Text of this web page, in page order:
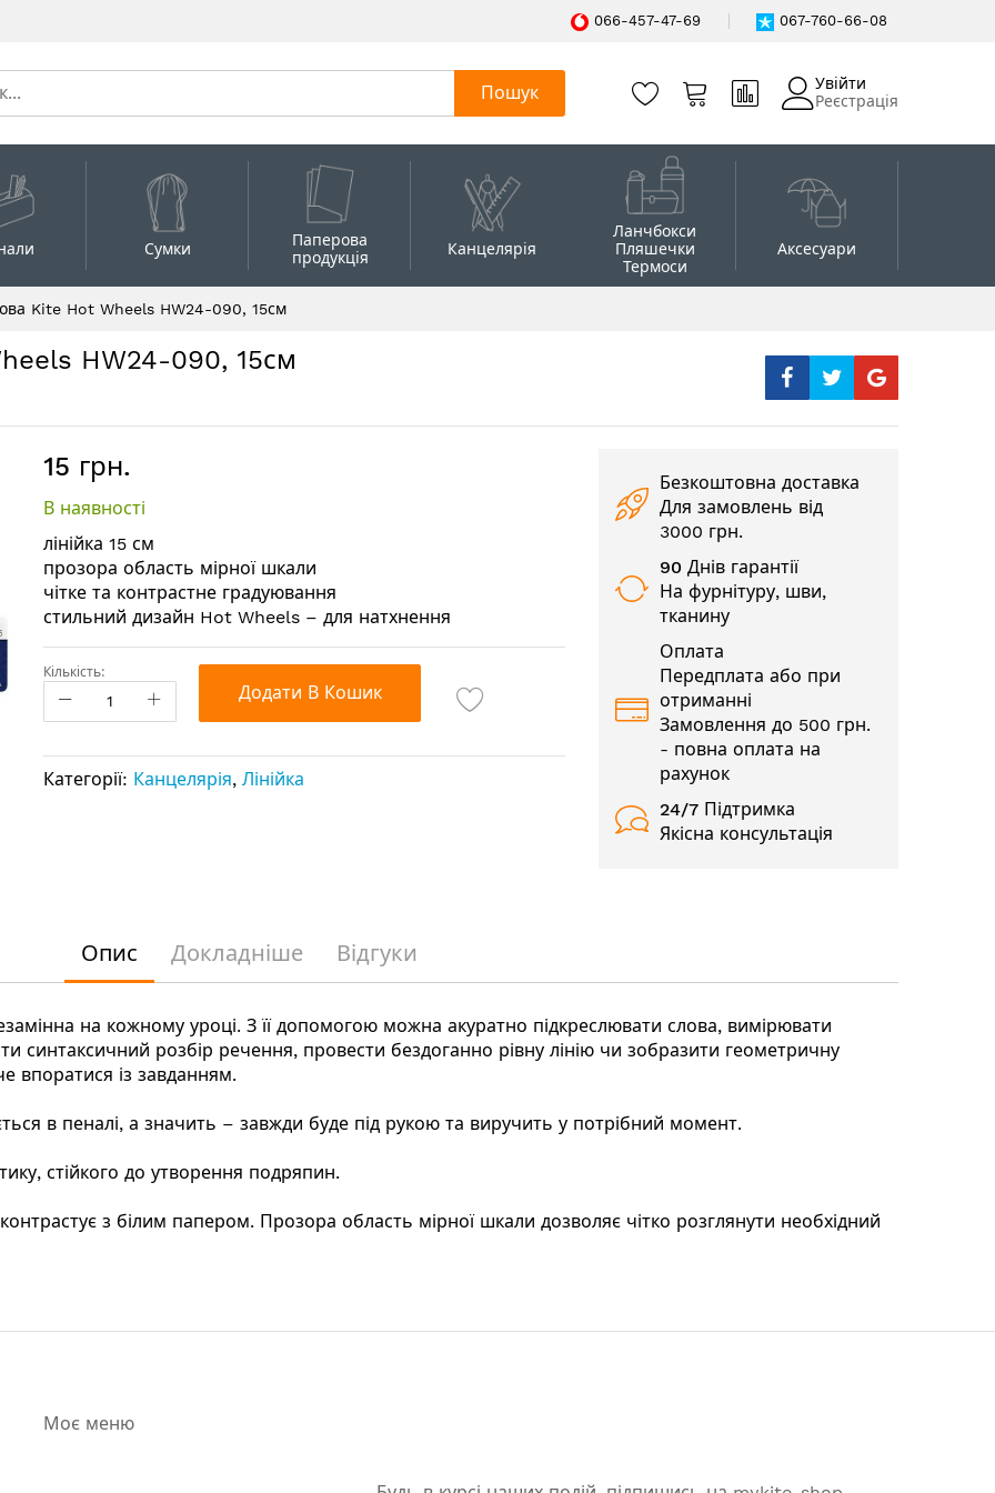
066-457-47-69 067-760-66-08
Пошук
Увійти
Реєстрація
Сумки
Паперова
продукція
Канцелярія
Ланчбокси
Пляшечки
Термоси
Аксесуари
Kite Hot Wheels HW24-090, 15см
HW24-090, 15см
15 грн.
В наявності
лінійка 15 см
прозора область мірної шкали
чітке та контрастне градуювання
стильний дизайн Hot Wheels – для натхнення
Кількість:
Додати В Кошик
Категорії: Канцелярія, Лінійка
Безкоштовна доставка
Для замовлень від
3000 грн.
90 Днів гарантії
На фурнітуру, шви,
тканину
Оплата
Передплата або при
отриманні
Замовлення до 500 грн.
- повна оплата на
рахунок
24/7 Підтримка
Якісна консультація
Опис
на кожному уроці. З її допомогою можна акуратно підкреслювати слова, вимірювати
синтаксичний розбір речення, провести бездоганно рівну лінію чи зобразити геометричну
впоратися із завданням.
в пеналі, а значить – завжди буде під рукою та виручить у потрібний момент.
стійкого до утворення подряпин.
з білим папером. Прозора область мірної шкали дозволяє чітко розглянути необхідний
Докладніше Відгуки
Моє меню